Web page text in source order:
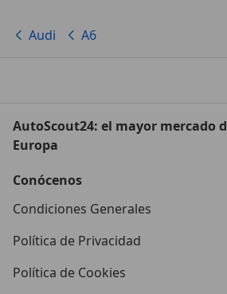
Audi A6
AutoScout24: el mayor mercado
Europa
Conócenos
Condiciones Generales
Política de Privacidad
Política de Cookies